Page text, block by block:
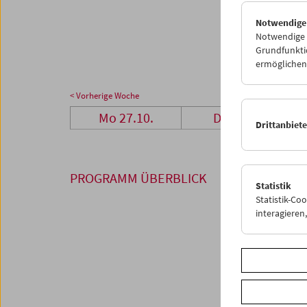
03
< Vorherige Woche
Mo 27.10. Di 28.10.
PROGRAMM ÜBERBLICK
Notwendige
Statistik
Statistik-